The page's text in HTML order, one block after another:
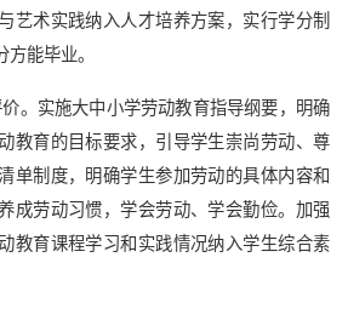
艺术实践纳入人才培养方案，实行学分制
能毕业。
。实施大中小学劳动教育指导纲要，明确
教育的目标要求，引导学生崇尚劳动、尊
单制度，明确学生参加劳动的具体内容和
成劳动习惯，学会劳动、学会勤俭。加强
教育课程学习和实践情况纳入学生综合素